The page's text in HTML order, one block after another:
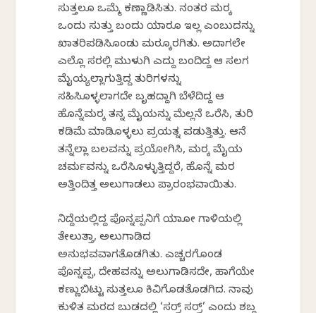
ಸುತ್ತಲೂ ಒಮ್ಮೆ ಕಣ್ಣಾಡಿಸಿತು. ನಂತರ ಮರಕ್ಕೆ
ಒಂದು ಸುತ್ತು ಬಂದು ಯಾರೂ ಇಲ್ಲ ಎಂಬುದನ್ನು
ಖಾತರಿಪಡಿಸಿಕೊಂಡು ಮರಕ್ಕೊರಗಿತು. ಅದಾಗಲೇ
ಎಲ್ಲೊ ಕೆಸರಲ್ಲಿ ಮುಳುಗಿ ಎದ್ದು ಬಂದಿದ್ದ ಆ ಸಲಗ
ಮೈಯ್ಯಲ್ಲಾಗುತ್ತಿದ್ದ ತುರಿಕೆಗಳನ್ನು
ಸಹಿಸಿಕೊಳ್ಳಲಾಗದೇ ಬೃಹದ್ದಾಗಿ ಬೆಳೆದಿದ್ದ ಆ
ಹೊನ್ನೆಮರಕ್ಕೆ ತನ್ನ ಮೈಯನ್ನು ಮೆಲ್ಲನೆ ಒರೆಸಿ, ತುರಿಕೆ
ಕಡಿಮೆ ಮಾಡಿಕೊಳ್ಳಲು ಪ್ರಯತ್ನ ಪಡುತ್ತಿತ್ತು. ಆನೆ
ತನ್ನೆಲ್ಲಾ ಬಲವನ್ನು ಪ್ರಯೋಗಿಸಿ, ಮರಕ್ಕೆ ಮೈಯ
ಚರ್ಮವನ್ನು ಒರೆಸಿಕೊಳ್ಳುತ್ತಿದ್ದರೆ, ಹೊನ್ನೆ ಮರ
ಅತ್ತಿಂದಿತ್ತ ಅಲುಗಾಡಲು ಪ್ರಾರಂಭವಾಯಿತು.
ನಿದ್ದೆಯಲ್ಲಿದ್ದ ಪೊನ್ನಪ್ಪನಿಗೆ ಯಾಕೋ ಗಾಳಿಯಲ್ಲಿ
ತೇಲುತ್ತಾ, ಅಲುಗಾಡಿದ
ಅನುಭವವಾಗತೊಡಗಿತು. ಎಚ್ಚರಗೊಂಡ
ಪೊನ್ನಪ್ಪ, ದೇಹವನ್ನು ಅಲುಗಾಡಿಸದೇ, ಹಾಗೆಯೇ
ಕಣ್ಣುಬಿಟ್ಟು ಸುತ್ತಲೂ ಕಿವಿಗೊಡತೊಡಗಿದ. ನಾವು
ಕುಳಿತ ಮರದ ಬುಡದಲ್ಲಿ ‘ಸರ್ರ್ ಸರ್ರ್’ ಎಂದು ಶಬ್ದ